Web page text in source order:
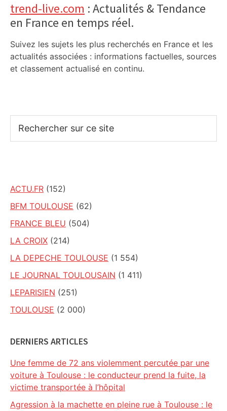
trend-live.com : Actualités & Tendance
en France en temps réel.
Suivez les sujets les plus recherchés en France et les
actualités associées : informations factuelles, sources
et classement actualisé en continu.
sur
ACTU.FR (152)
BFM TOULOUSE (62)
FRANCE BLEU (504)
LA CROIX (214)
LA DEPECHE TOULOUSE (1 554)
LE JOURNAL TOULOUSAIN (1 411)
LEPARISIEN (251)
TOULOUSE (2 000)
DERNIERS ARTICLES
Une femme de 72 ans violemment percutée par une
voiture à Toulouse : le conducteur prend la fuite, la
victime transportée à l’hôpital
Agression à la machette en pleine rue à Toulouse : le